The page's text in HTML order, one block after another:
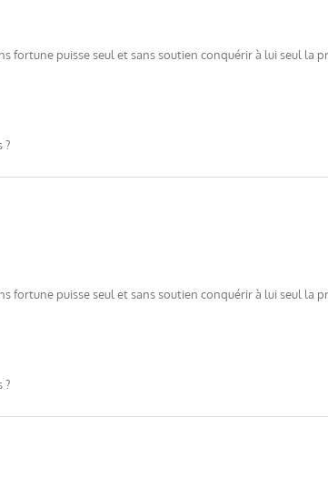
fortune puisse seul et sans soutien conquérir à lui seul la
?
fortune puisse seul et sans soutien conquérir à lui seul la
?